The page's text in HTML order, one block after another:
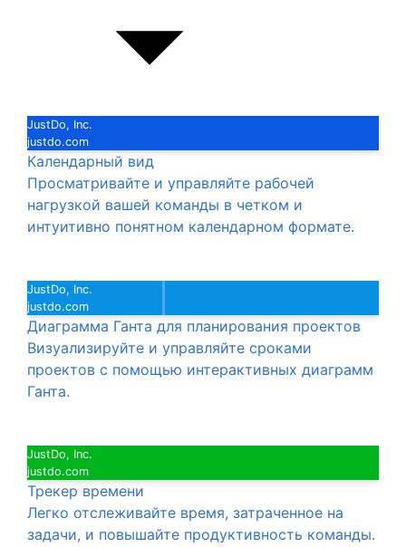
JustDo, Inc.
justdo.com
Календарный вид
Просматривайте и управляйте рабочей
нагрузкой вашей команды в четком и
интуитивно понятном календарном формате.
JustDo, Inc.
justdo.com
Диаграмма Ганта для планирования проектов
Визуализируйте и управляйте сроками
проектов с помощью интерактивных диаграмм
Ганта.
JustDo, Inc.
justdo.com
Трекер времени
Легко отслеживайте время, затраченное на
задачи, и повышайте продуктивность команды.